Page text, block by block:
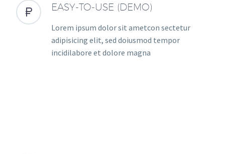

 EASY-TO-USE (DEMO)
Lorem ipsum dolor sit ametcon sectetur
adipisicing elit, sed doiusmod tempor
incidilabore et dolore magna